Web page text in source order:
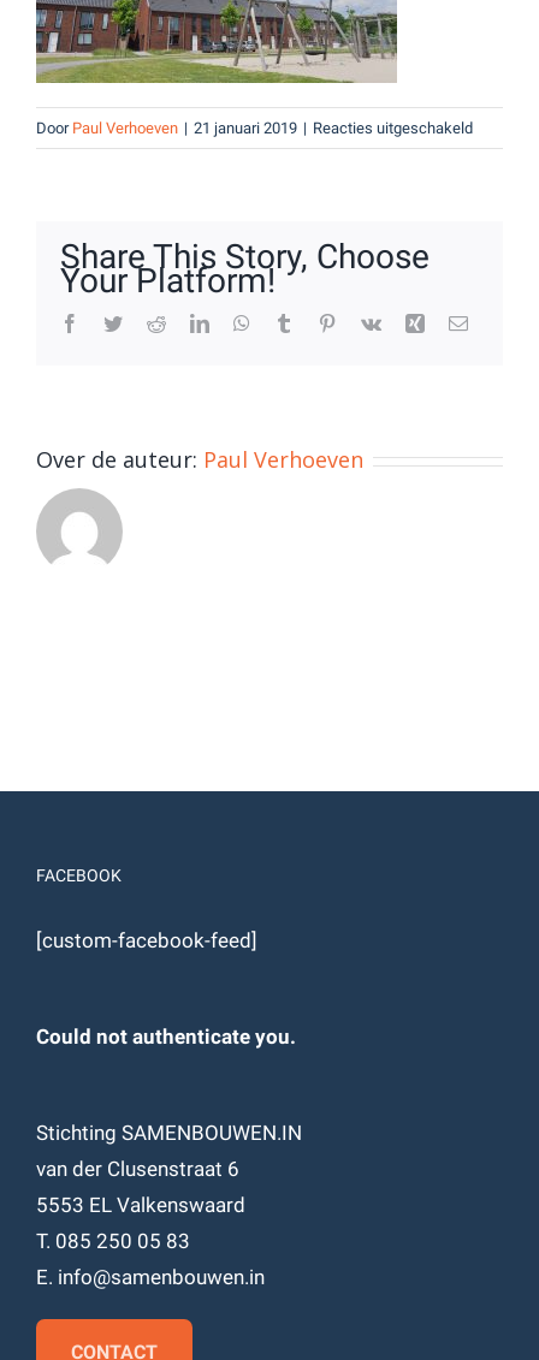
Door Paul Verhoeven | 21 januari 2019 | Reacties uitgeschakeldvoor
Lierop
Share This Story, Choose
Your Platform!
Facebook
TwitterRedditLinkedInWhatsApp
Tumblr Pinterest
Vk Xing E-
Over de auteur: Paul Verhoeven
FACEBOOK
[custom-facebook-feed]
Could not authenticate you.
Stichting SAMENBOUWEN.IN
van der Clusenstraat 6
5553 EL Valkenswaard
T. 085 250 05 83
E. info@samenbouwen.in
CONTACT